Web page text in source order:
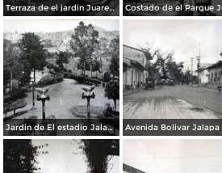
Terraza de el jardin Juarez Jalapa Veracruz.
Jardin de El estadio Jalapa Veracruz.